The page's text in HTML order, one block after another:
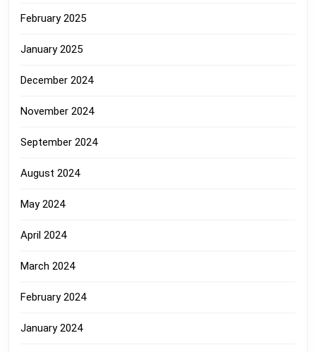
February 2025
January 2025
December 2024
November 2024
September 2024
August 2024
May 2024
April 2024
March 2024
February 2024
January 2024